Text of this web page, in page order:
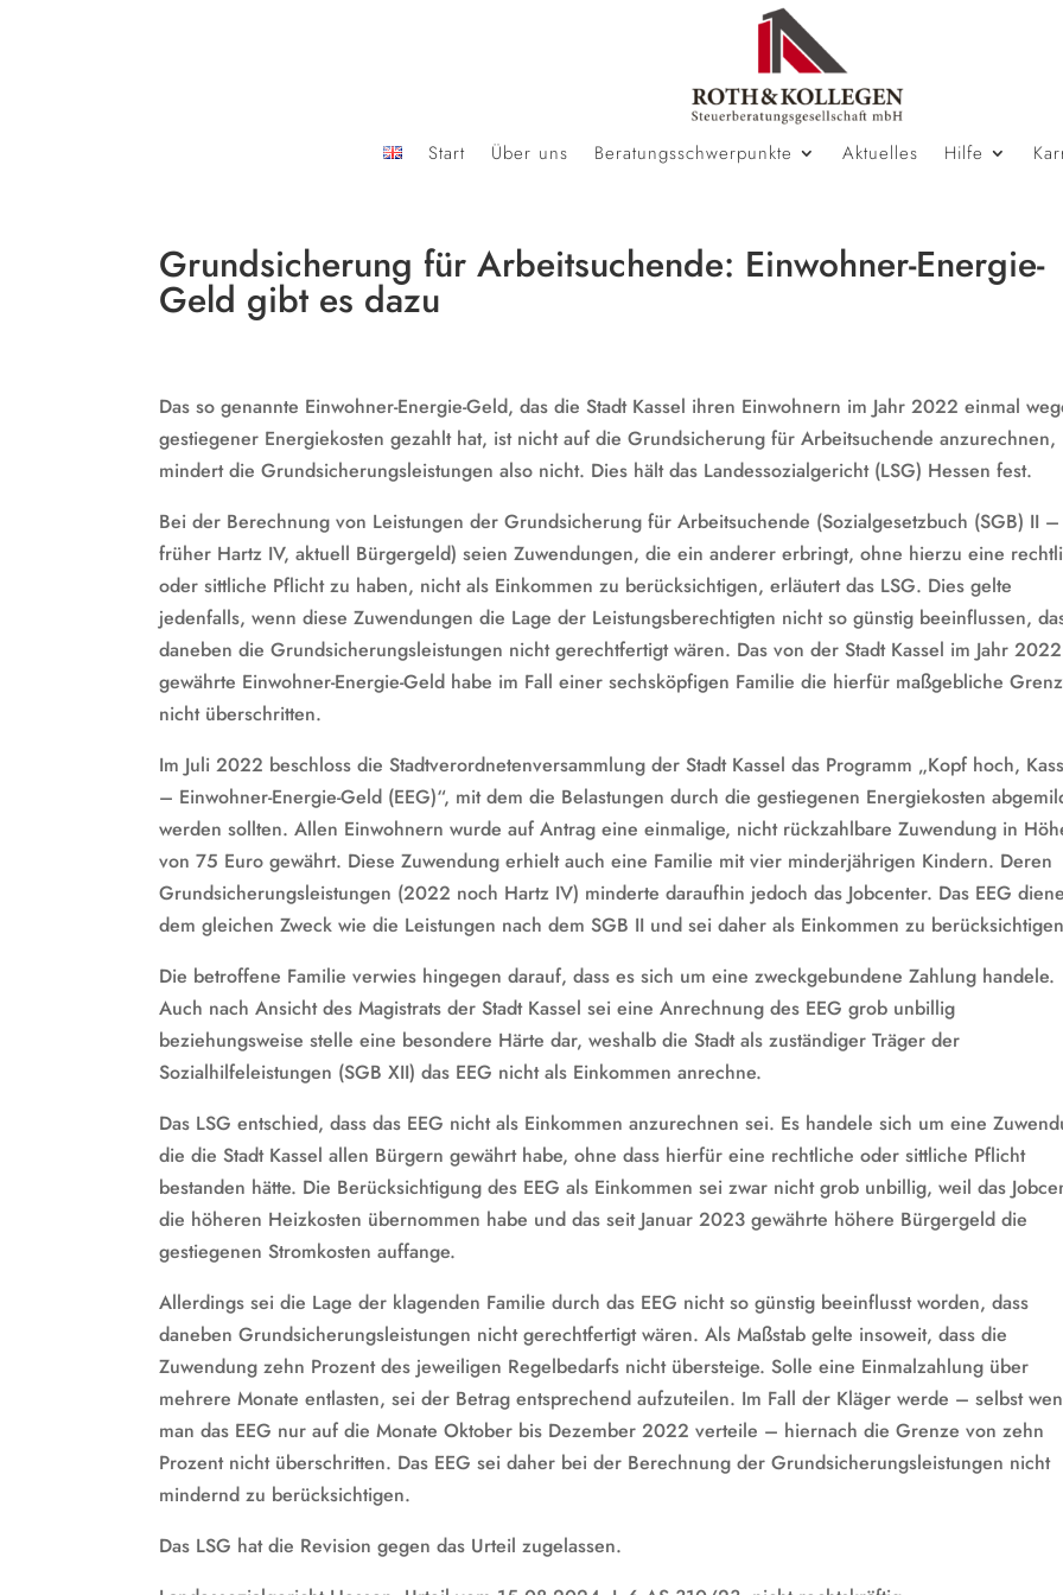
Start Über uns Beratungsschwerpunkte Aktuelles Hilfe
Grundsicherung für Arbeitsuchende: Einwohner-Energie-
Geld gibt es dazu
Das so genannte Einwohner-Energie-Geld, das die Stadt Kassel ihren Einwohnern im Jahr 2022 einmal
gestiegener Energiekosten gezahlt hat, ist nicht auf die Grundsicherung für Arbeitsuchende anzurechnen,
mindert die Grundsicherungsleistungen also nicht. Dies hält das Landessozialgericht (LSG) Hessen fest.
Bei der Berechnung von Leistungen der Grundsicherung für Arbeitsuchende (Sozialgesetzbuch (SGB) II –
früher Hartz IV, aktuell Bürgergeld) seien Zuwendungen, die ein anderer erbringt, ohne hierzu eine
oder sittliche Pflicht zu haben, nicht als Einkommen zu berücksichtigen, erläutert das LSG. Dies gelte
jedenfalls, wenn diese Zuwendungen die Lage der Leistungsberechtigten nicht so günstig beeinflussen,
daneben die Grundsicherungsleistungen nicht gerechtfertigt wären. Das von der Stadt Kassel im Jahr 2022
gewährte Einwohner-Energie-Geld habe im Fall einer sechsköpfigen Familie die hierfür maßgebliche
nicht überschritten.
Im Juli 2022 beschloss die Stadtverordnetenversammlung der Stadt Kassel das Programm „Kopf hoch,
– Einwohner-Energie-Geld (EEG)“, mit dem die Belastungen durch die gestiegenen Energiekosten
werden sollten. Allen Einwohnern wurde auf Antrag eine einmalige, nicht rückzahlbare Zuwendung in
von 75 Euro gewährt. Diese Zuwendung erhielt auch eine Familie mit vier minderjährigen Kindern. Deren
Grundsicherungsleistungen (2022 noch Hartz IV) minderte daraufhin jedoch das Jobcenter. Das EEG diene
dem gleichen Zweck wie die Leistungen nach dem SGB II und sei daher als Einkommen zu
Die betroffene Familie verwies hingegen darauf, dass es sich um eine zweckgebundene Zahlung handele.
Auch nach Ansicht des Magistrats der Stadt Kassel sei eine Anrechnung des EEG grob unbillig
beziehungsweise stelle eine besondere Härte dar, weshalb die Stadt als zuständiger Träger der
Sozialhilfeleistungen (SGB XII) das EEG nicht als Einkommen anrechne.
Das LSG entschied, dass das EEG nicht als Einkommen anzurechnen sei. Es handele sich um eine
die die Stadt Kassel allen Bürgern gewährt habe, ohne dass hierfür eine rechtliche oder sittliche Pflicht
bestanden hätte. Die Berücksichtigung des EEG als Einkommen sei zwar nicht grob unbillig, weil das
die höheren Heizkosten übernommen habe und das seit Januar 2023 gewährte höhere Bürgergeld die
gestiegenen Stromkosten auffange.
Allerdings sei die Lage der klagenden Familie durch das EEG nicht so günstig beeinflusst worden, dass
daneben Grundsicherungsleistungen nicht gerechtfertigt wären. Als Maßstab gelte insoweit, dass die
Zuwendung zehn Prozent des jeweiligen Regelbedarfs nicht übersteige. Solle eine Einmalzahlung über
mehrere Monate entlasten, sei der Betrag entsprechend aufzuteilen. Im Fall der Kläger werde – selbst
man das EEG nur auf die Monate Oktober bis Dezember 2022 verteile – hiernach die Grenze von zehn
Prozent nicht überschritten. Das EEG sei daher bei der Berechnung der Grundsicherungsleistungen nicht
mindernd zu berücksichtigen.
Das LSG hat die Revision gegen das Urteil zugelassen.